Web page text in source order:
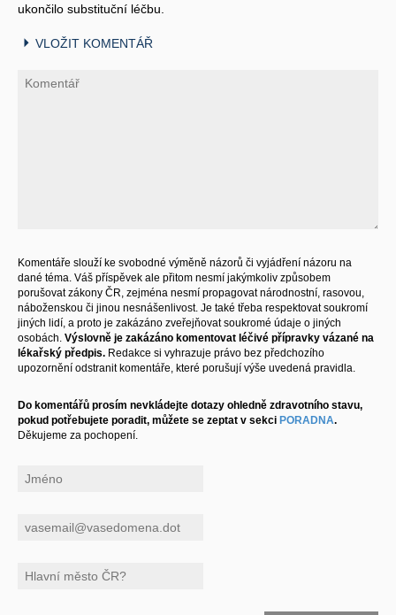
ukončilo substituční léčbu.
VLOŽIT KOMENTÁŘ
Komentáře slouží ke svobodné výměně názorů či vyjádření názoru na
dané téma. Váš příspěvek ale přitom nesmí jakýmkoliv způsobem
porušovat zákony ČR, zejména nesmí propagovat národnostní, rasovou,
náboženskou či jinou nesnášenlivost. Je také třeba respektovat soukromí
jiných lidí, a proto je zakázáno zveřejňovat soukromé údaje o jiných
osobách. Výslovně je zakázáno komentovat léčivé přípravky vázané na
lékařský předpis. Redakce si vyhrazuje právo bez předchozího
upozornění odstranit komentáře, které porušují výše uvedená pravidla.
Do komentářů prosím nevkládejte dotazy ohledně zdravotního stavu,
pokud potřebujete poradit, můžete se zeptat v sekci PORADNA.
Děkujeme za pochopení.